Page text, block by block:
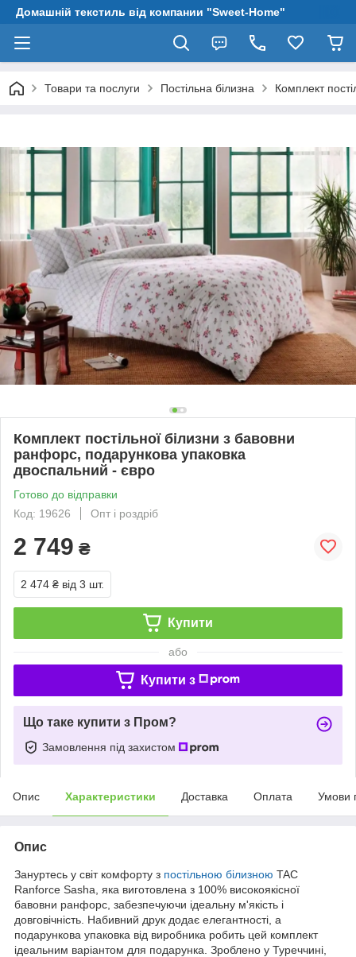
Домашній текстиль від компании "Sweet-Home"
Товари та послуги Постільна білизна Комплект
Комплект постільної білизни з бавовни
ранфорс, подарункова упаковка
двоспальний - євро
Готово до відправки
Код: 19626
Опт і роздріб
2 749 ₴
2 474 ₴ від 3 шт.
Купити
або
Купити з
Що таке купити з Пром?
Замовлення під захистом
Опис Характеристики Доставка Оплата Умови
Опис
Зануртесь у світ комфорту з постільною білизною TAC
Ranforce Sasha, яка виготовлена з 100% високоякісної
бавовни ранфорс, забезпечуючи ідеальну м'якість і
довговічність. Набивний друк додає елегантності, а
подарункова упаковка від виробника робить цей комплект
ідеальним варіантом для подарунка. Зроблено у Туреччині,